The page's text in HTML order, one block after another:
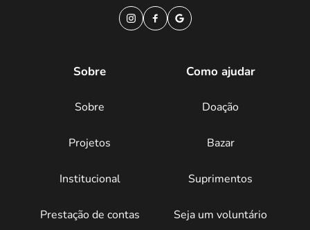
Sobre
Sobre
Projetos
Institucional
Prestação de contas
Como ajudar
Doação
Bazar
Suprimentos
Seja um voluntário